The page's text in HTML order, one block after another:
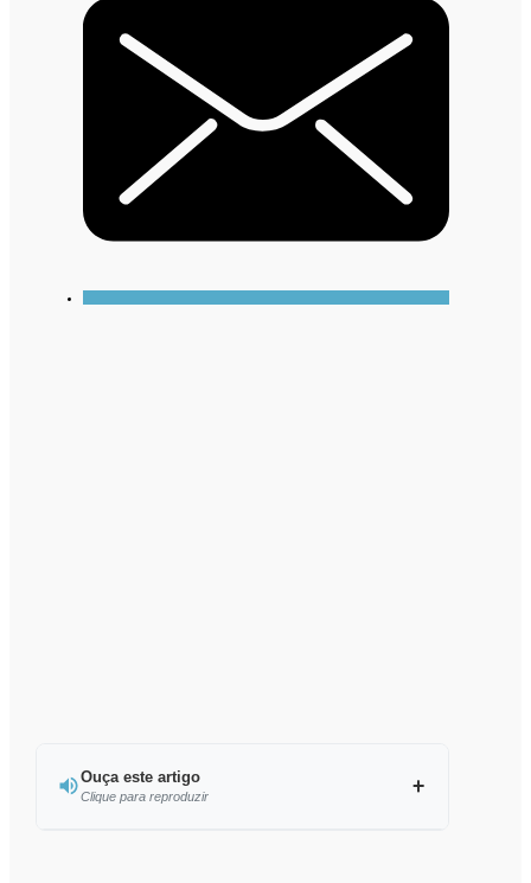
Ouça este artigo
Clique para reproduzir